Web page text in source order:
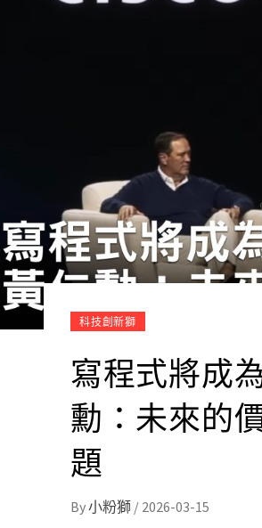
科技創新獅
寫程式將成
勳：未來的
題
By小粉獅 / 2026-03-15